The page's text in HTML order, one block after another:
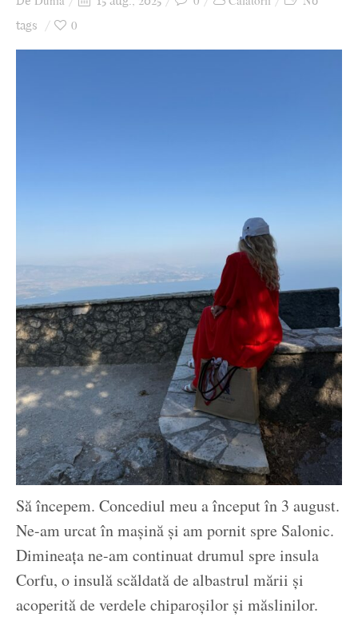
tags
0
Să începem. Concediul meu a început în 3 august.
Ne-am urcat în mașină și am pornit spre Salonic.
Dimineața ne-am continuat drumul spre insula
Corfu, o insulă scăldată de albastrul mării și
acoperită de verdele chiparoșilor și măslinilor.